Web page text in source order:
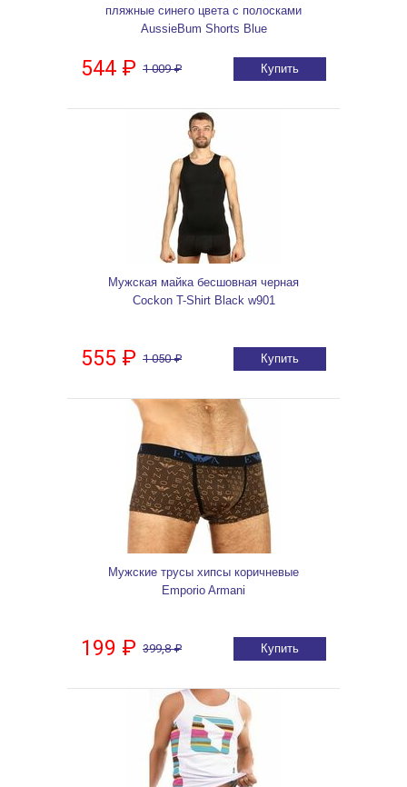
пляжные синего цвета с полосками
AussieBum Shorts Blue
544 ₽ 1 009 ₽ Купить
Мужская майка бесшовная черная
Cockon T-Shirt Black w901
555 ₽ 1 050 ₽ Купить
Мужские трусы хипсы коричневые
Emporio Armani
199 ₽ 399,8 ₽ Купить